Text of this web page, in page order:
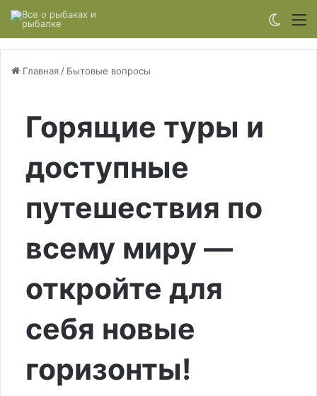
Главная / Бытовые вопросы
Горящие туры и
доступные
путешествия по
всему миру —
откройте для
себя новые
горизонты!